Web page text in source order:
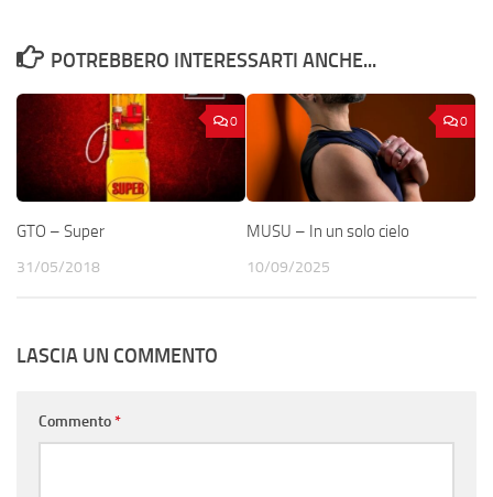
POTREBBERO INTERESSARTI ANCHE...
0
GTO – Super
31/05/2018
0
MUSU – In un solo cielo
10/09/2025
LASCIA UN COMMENTO
Commento*